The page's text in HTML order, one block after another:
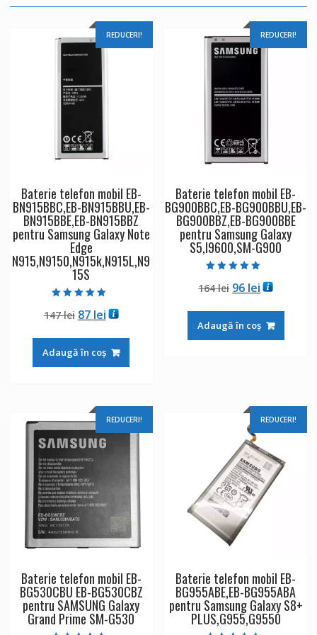
REDUCERI!
Baterie telefon mobil EB-
BN915BBC,EB-BN915BBU,EB-
BN915BBE,EB-BN915BBZ
pentru Samsung Galaxy Note
Edge
N915,N9150,N915k,N915L,N9
15S
5.00
din 5
147lei Prețul
a
fost:
87 leiPrețul
este:
87 lei.
Adaugă în coș
REDUCERI!
Baterie telefon mobil EB-
BG900BBC,EB-BG900BBU,EB-
BG900BBZ,EB-BG900BBE
pentru Samsung Galaxy
S5,I9600,SM-G900
4.50
din 5
164lei Prețul
a
fost:
96 leiPrețul
este:
96 lei.
Adaugă în coș
REDUCERI!
Baterie telefon mobil EB-
BG530CBU EB-BG530CBZ
pentru SAMSUNG Galaxy
Grand Prime SM-G530
REDUCERI!
Baterie telefon mobil EB-
BG955ABE,EB-BG955ABA
pentru Samsung Galaxy S8+
PLUS,G955,G9550